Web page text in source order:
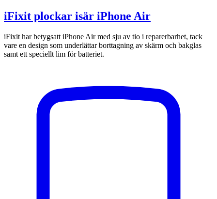
iFixit plockar isär iPhone Air
iFixit har betygsatt iPhone Air med sju av tio i reparerbarhet, tack
vare en design som underlättar borttagning av skärm och bakglas
samt ett speciellt lim för batteriet.